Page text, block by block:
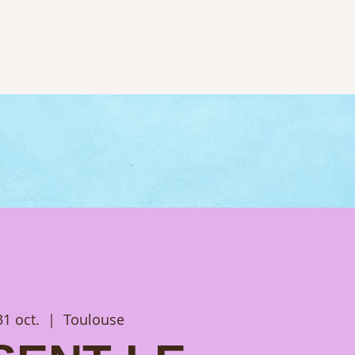
oct.
  |
Toulouse